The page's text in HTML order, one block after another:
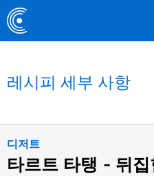
레시피 세부 사항
디저트
타르트 타탱 - 뒤집